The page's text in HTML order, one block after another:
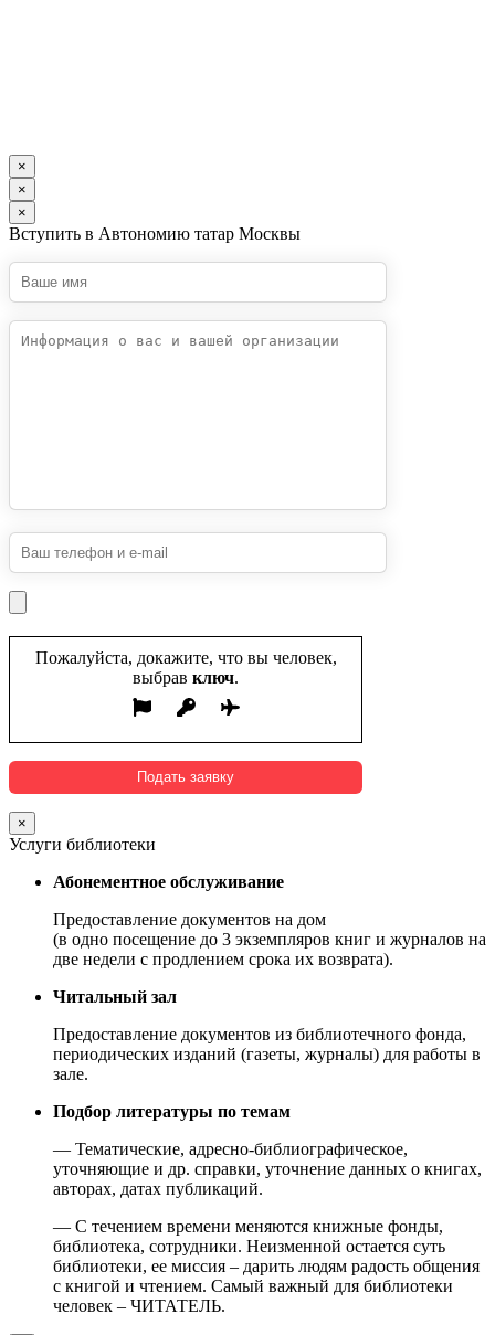
×
×
×
Вступить в Автономию татар Москвы
Пожалуйста, докажите, что вы человек,
выбрав ключ.
×
Услуги библиотеки
Абонементное обслуживание
Предоставление документов на дом
(в одно посещение до 3 экземпляров книг и журналов на
две недели с продлением срока их возврата).
Читальный зал
Предоставление документов из библиотечного фонда,
периодических изданий (газеты, журналы) для работы в
зале.
Подбор литературы по темам
— Тематические, адресно-библиографическое,
уточняющие и др. справки, уточнение данных о книгах,
авторах, датах публикаций.
— С течением времени меняются книжные фонды,
библиотека, сотрудники. Неизменной остается суть
библиотеки, ее миссия – дарить людям радость общения
с книгой и чтением. Самый важный для библиотеки
человек – ЧИТАТЕЛЬ.